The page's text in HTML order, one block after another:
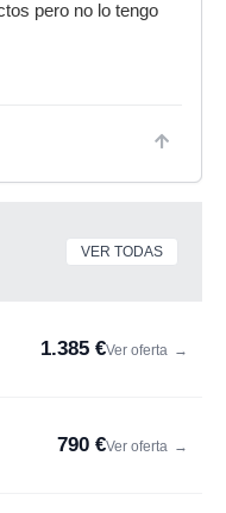
pero no lo tengo
VER TODAS
1.385 €Ver oferta →
790 €Ver oferta →